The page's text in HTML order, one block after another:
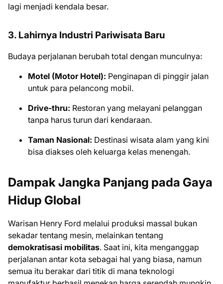
lagi menjadi kendala besar.
3. Lahirnya Industri Pariwisata Baru
Budaya perjalanan berubah total dengan munculnya:
Motel (Motor Hotel): Penginapan di pinggir jalan
untuk para pelancong mobil.
Drive-thru: Restoran yang melayani pelanggan
tanpa harus turun dari kendaraan.
Taman Nasional: Destinasi wisata alam yang kini
bisa diakses oleh keluarga kelas menengah.
Dampak Jangka Panjang pada Gaya
Hidup Global
Warisan Henry Ford melalui produksi massal bukan
sekadar tentang mesin, melainkan tentang
demokratisasi mobilitas. Saat ini, kita menganggap
perjalanan antar kota sebagai hal yang biasa, namun
semua itu berakar dari titik di mana teknologi